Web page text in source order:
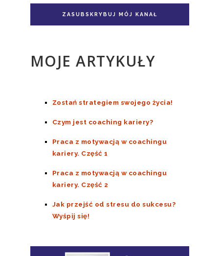
Niedoskonali TOM II
ZASUBSKRYBUJ MÓJ KANAŁ
MOJE ARTYKUŁY
Zostań strategiem swojego życia!
Czym jest coaching kariery?
Praca z motywacją w coachingu
kariery. Część 1
Praca z motywacją w coachingu
kariery. Część 2
Jak przejść od stresu do sukcesu?
Wyśpij się!